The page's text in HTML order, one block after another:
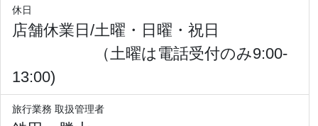
休日
店舗休業日/土曜・日曜・祝日
（土曜は電話受付のみ9:00-
13:00)
旅行業務 取扱管理者